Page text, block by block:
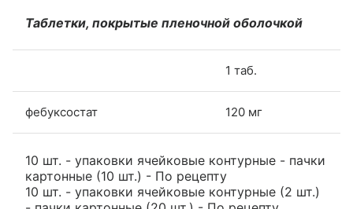
Таблетки, покрытые пленочной оболочкой
1 таб.
фебуксостат 120 мг
10 шт. - упаковки ячейковые контурные - пачки
картонные (10 шт.) - По рецепту
10 шт. - упаковки ячейковые контурные (2 шт.)